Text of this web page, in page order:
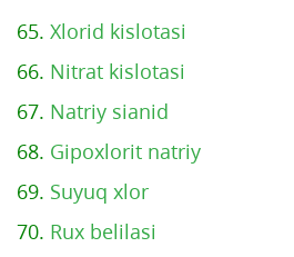
65. Xlorid kislotasi
66. Nitrat kislotasi
67. Natriy sianid
68. Gipoxlorit natriy
69. Suyuq xlor
70. Rux belilasi